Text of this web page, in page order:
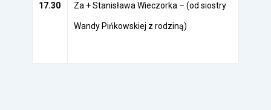
17.30 Za + Stanisława Wieczorka – (od siostry
Wandy Pińkowskiej z rodziną)